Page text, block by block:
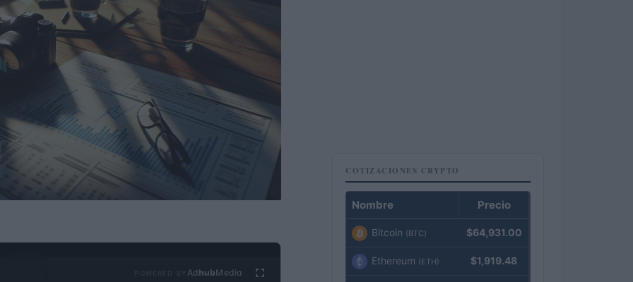
Ad hubMedia
COTIZACIONES CRYPTO
Nombre Precio
Bitcoin (BTC) $64,931.00
Ethereum (ETH) $1,919.48